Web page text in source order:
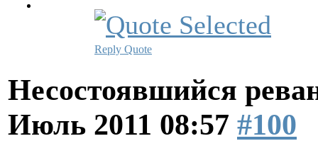
Reply Quote
Несостоявшийся
Июль 2011 08:57 #100